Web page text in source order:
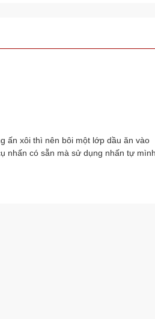
ấn xôi thì nên bôi một lớp dầu ăn vào
nhấn có sẵn mà sử dụng nhấn tự mình